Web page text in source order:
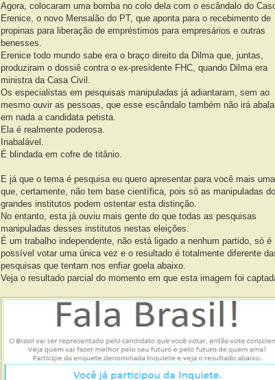
Agora, colocaram uma bomba no colo dela com o escândalo do
Erenice, o novo Mensalão do PT, que aponta para o recebimento de
propinas para liberação de empréstimos para empresários e outras
benesses.
Erenice todo mundo sabe era o braço direito da Dilma que, juntas,
produziram o dossiê contra o ex-presidente FHC, quando Dilma era
ministra da Casa Civil.
Os especialistas em pesquisas manipuladas já adiantaram, sem ao
mesmo ouvir as pessoas, que esse escândalo também não irá
em nada a candidata petista.
Ela é realmente poderosa.
Inabalável.
É blindada em cofre de titânio.
E já que o tema é pesquisa eu quero apresentar para você mais uma
que, certamente, não tem base científica, pois só as manipuladas
grandes institutos podem ostentar esta distinção.
No entanto, esta já ouviu mais gente do que todas as pesquisas
manipuladas desses institutos nestas eleições.
É um trabalho independente, não está ligado a nenhum partido, só é
possível votar uma única vez e o resultado é totalmente diferente
pesquisas que tentam nos enfiar goela abaixo.
Veja o resultado parcial do momento em que esta imagem foi